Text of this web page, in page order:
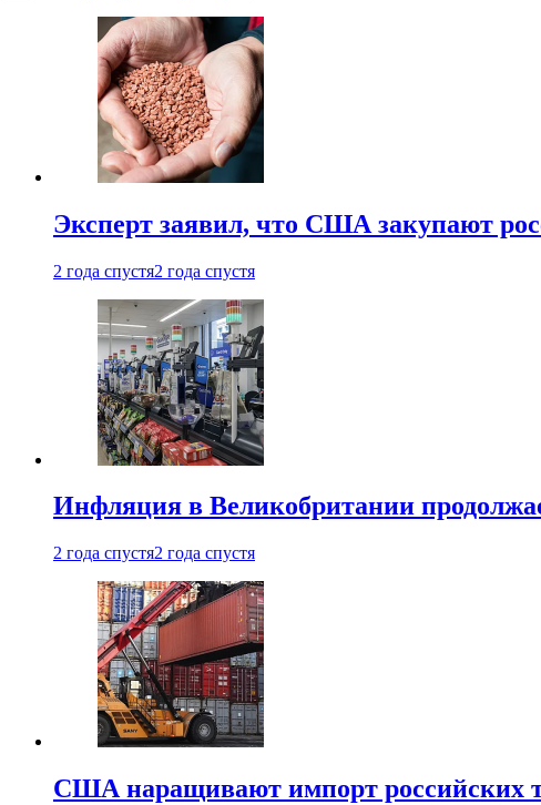
Эксперт заявил, что США закупают
2 года спустя2 года спустя
Инфляция в Великобритании
2 года спустя2 года спустя
США наращивают импорт российских